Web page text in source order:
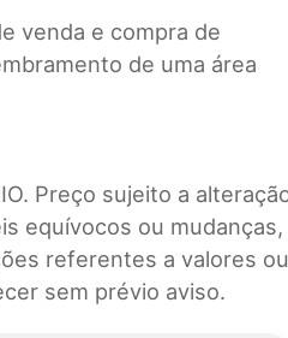
venda e compra de
de uma área
Preço sujeito a
equívocos ou mudanças,
referentes a valores ou
sem prévio aviso.